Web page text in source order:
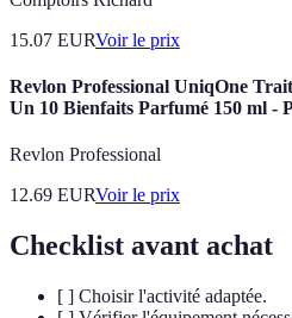
15.07 EURVoir le prix
Revlon Professional UniqOne
Un 10 Bienfaits Parfumé 150 ml -
Revlon Professional
12.69 EURVoir le prix
Checklist avant achat
[ ] Choisir l'activité adaptée.